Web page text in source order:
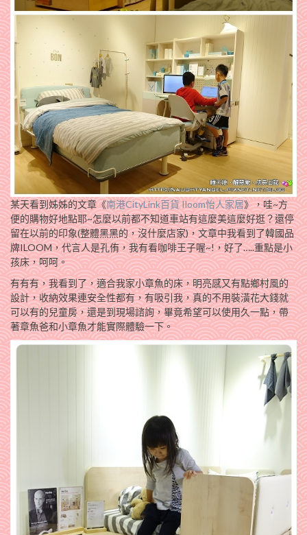
某天看到姊姊的文章《南港CityLink百貨 Iloom怡人家居》，哇~方
便的購物好地點耶~怎麼以前都不知道車站有這麼美這麼好逛？還停
留在以前的印象(整體黑黑的，沒什麼店家)，文章中我看到了韓國品
牌ILOOM，代言人是孔侑，我有看咖啡王子喔~!，好了…..重點是小
孩床，呵呵。
有有有，我看到了，適合我家小章魚的床，明亮感又有點鄉村風的
設計，收納效果連安全性都有，有吸引我，真的不用裝潢花大錢就
可以有的兒童房，還是到現場諮詢，畢竟希望可以使用久一點，帶
著章魚爸和小章魚才能實際體驗一下。